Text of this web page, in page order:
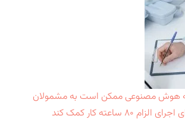
هوش مصنوعی ممکن است به مشمولان